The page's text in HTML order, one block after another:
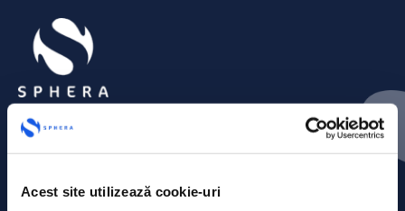
Acest site utilizează cookie-uri